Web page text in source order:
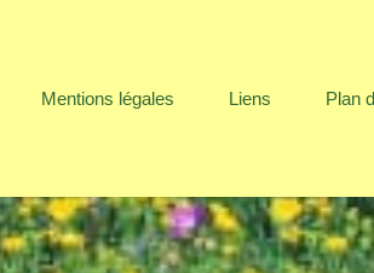
Mentions légales Liens Plan